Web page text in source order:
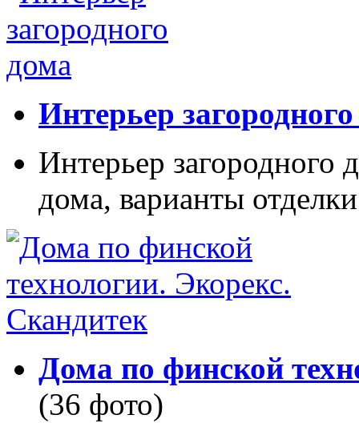
Интерьер
Интерьер загородного
дома, варианты
Дома по финской
(36 фото)